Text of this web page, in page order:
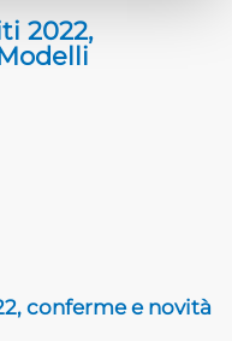
2022,
conferme e novità